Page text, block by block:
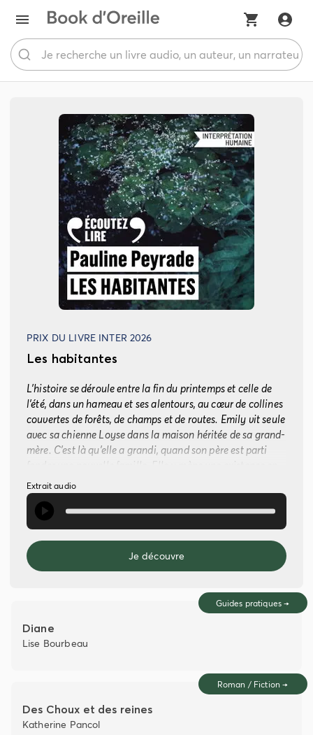
PRIX DU LIVRE INTER 2026
Les habitantes
L’histoire se déroule entre la fin du printemps et celle de
l’été, dans un hameau et ses alentours, au cœur de collines
couvertes de forêts, de champs et de routes. Emily vit seule
avec sa chienne Loyse dans la maison héritée de sa grand-
mère. C’est là qu’elle a grandi, quand son père est parti
marge, rythmée par les promenades rituelles, les
baignades à l’étang, le travail chez Aude dans la ferme
voisine. Un jour, des lettres arrivent, lui signifiant la mise
en vente imminente de la maison. Rebecca Tetens livre une
magnifique lecture de ce récit à la langue fourmillante et
poétique, traversé par un souffle unique. © 2026 by Les
Éditions de Minuit Couverture : © Cécile Genest
Extrait audio
Je découvre
Diane
Lise Bourbeau
Guides pratiques →
Des Choux et des reines
Katherine Pancol
Roman / Fiction→